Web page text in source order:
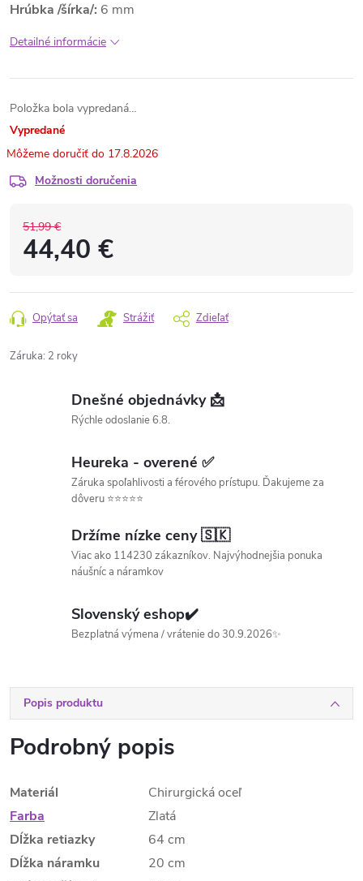
Hrúbka /šírka/: 6 mm
Detailné informácie
Položka bola vypredaná…
Vypredané
17.8.2026
Možnosti doručenia
51,99 €
44,40 €
Opýtať sa Strážiť Zdieľať
Záruka: 2 roky
Dnešné objednávky 📩
Rýchle odoslanie 6.8.
Heureka - overené ✅
Záruka spoľahlivosti a férového prístupu. Ďakujeme za
dôveru ⭐⭐⭐⭐⭐
Držíme nízke ceny 🇸🇰
Viac ako 114230 zákazníkov. Najvýhodnejšia ponuka
náušníc a náramkov
Slovenský eshop✔️
Bezplatná výmena / vrátenie do 30.9.2026✨
Popis produktu
Podrobný popis
Materiál
Chirurgická oceľ
Farba
Zlatá
Dĺžka retiazky
64 cm
Dĺžka náramku
20 cm